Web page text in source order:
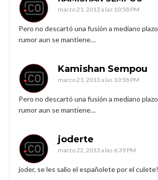
marzo 21, 2013 a las 10:58 PM
Pero no descartó una fusión a mediano
rumor aun se mantiene…
Kamishan Sempou
marzo 21, 2013 a las 10:58 PM
Pero no descartó una fusión a mediano
rumor aun se mantiene…
joderte
marzo 22, 2013 a las 6:39 PM
joder, se les salio el españolete por el